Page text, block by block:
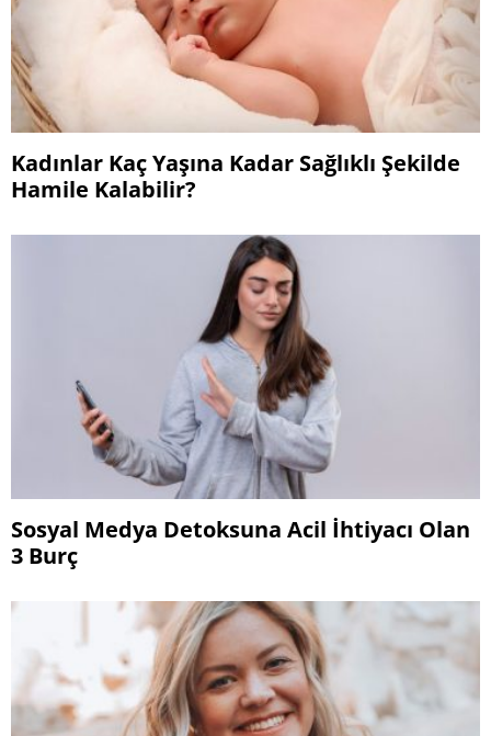
Kadınlar Kaç Yaşına Kadar Sağlıklı Şekilde
Hamile Kalabilir?
Sosyal Medya Detoksuna Acil İhtiyacı Olan
3 Burç